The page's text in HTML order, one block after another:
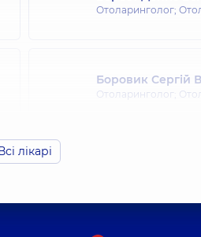
Отоларинголог;
Боровик Сергій
Отоларинголог;
лікарі